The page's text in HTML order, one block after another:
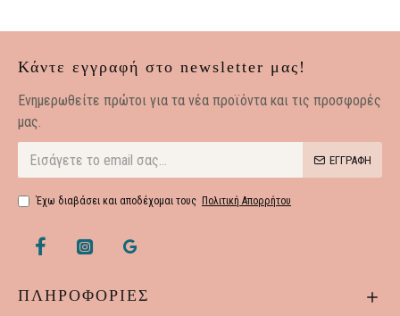
Κάντε εγγραφή στο newsletter μας!
Eνημερωθείτε πρώτοι για τα νέα προϊόντα και τις προσφορές
μας.
ΕΓΓΡΑΦΗ
Έχω διαβάσει και αποδέχομαι τους Πολιτική Απορρήτου
ΠΛΗΡΟΦΟΡΙΕΣ